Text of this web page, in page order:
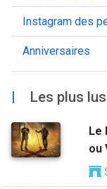
Instagram des
Anniversaires
| Les plus lus
Le
ou